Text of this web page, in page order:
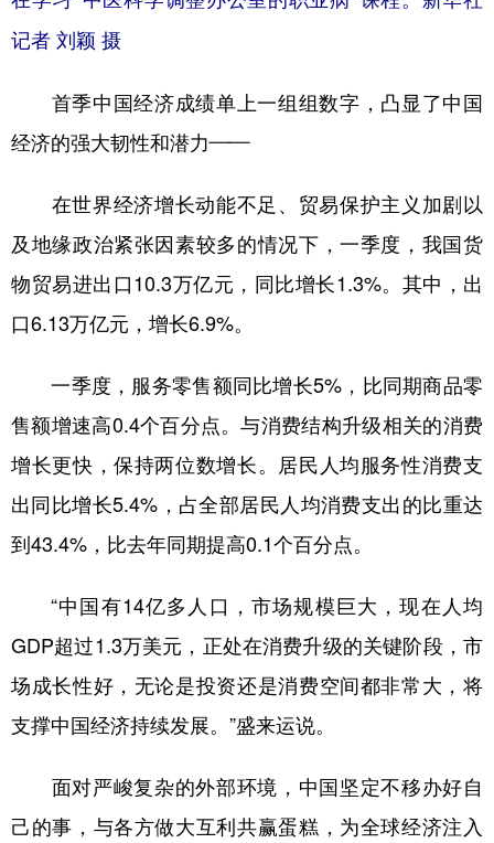
记者 刘颖 摄
首季中国经济成绩单上一组组数字，凸显了中国
经济的强大韧性和潜力——
在世界经济增长动能不足、贸易保护主义加剧以
及地缘政治紧张因素较多的情况下，一季度，我国货
物贸易进出口10.3万亿元，同比增长1.3%。其中，出
口6.13万亿元，增长6.9%。
一季度，服务零售额同比增长5%，比同期商品零
售额增速高0.4个百分点。与消费结构升级相关的消费
增长更快，保持两位数增长。居民人均服务性消费支
出同比增长5.4%，占全部居民人均消费支出的比重达
到43.4%，比去年同期提高0.1个百分点。
“中国有14亿多人口，市场规模巨大，现在人均
GDP超过1.3万美元，正处在消费升级的关键阶段，市
场成长性好，无论是投资还是消费空间都非常大，将
支撑中国经济持续发展。”盛来运说。
面对严峻复杂的外部环境，中国坚定不移办好自
己的事，与各方做大互利共赢蛋糕，为全球经济注入